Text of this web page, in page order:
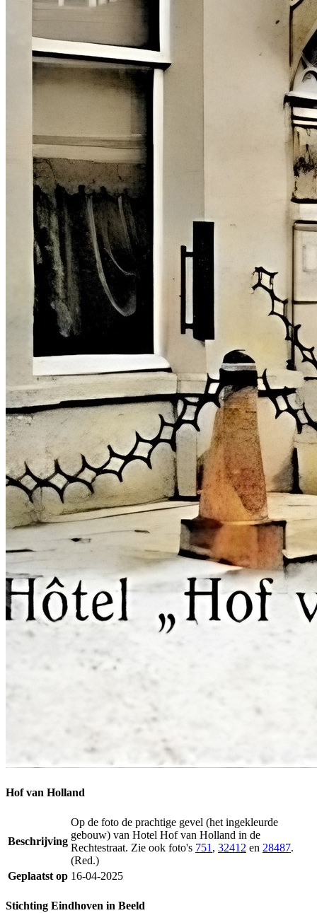
Hof van Holland
Beschrijving
Op de foto de prachtige gevel (het ingekleurde
gebouw) van Hotel Hof van Holland in de
Rechtestraat. Zie ook foto's 751 , 32412 en 28487.
(Red.)
Geplaatst op 16-04-2025
Stichting Eindhoven in Beeld